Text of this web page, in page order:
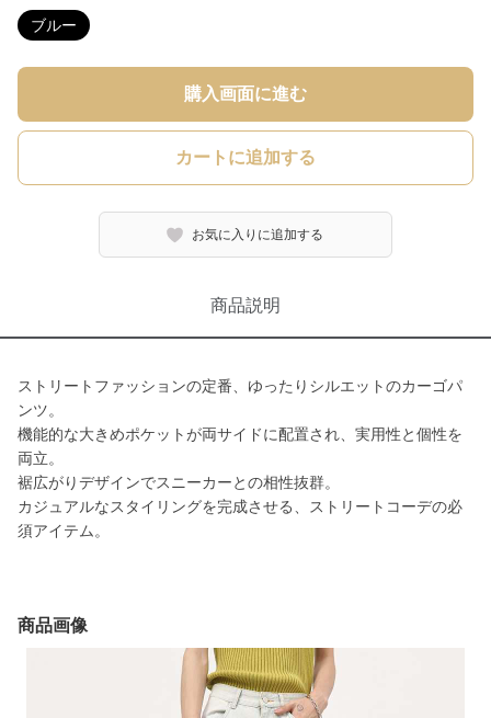
ブルー
購入画面に進む
カートに追加する
お気に入りに追加する
商品説明
ストリートファッションの定番、ゆったりシルエットのカーゴパ
ンツ。
機能的な大きめポケットが両サイドに配置され、実用性と個性を
両立。
裾広がりデザインでスニーカーとの相性抜群。
カジュアルなスタイリングを完成させる、ストリートコーデの必
須アイテム。
商品画像